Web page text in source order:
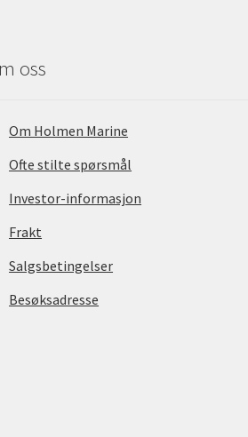
oss
Om Holmen Marine
Ofte stilte spørsmål
Investor-informasjon
Frakt
Salgsbetingelser
Besøksadresse